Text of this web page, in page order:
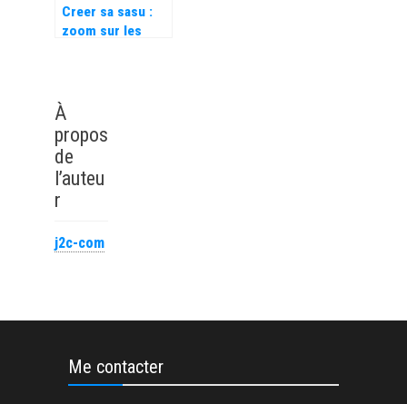
Creer sa sasu :
zoom sur les
À
propos
de
l’auteu
r
j2c-com
Me contacter